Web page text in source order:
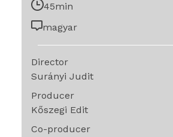
45min
magyar
Director
Surányi Judit
Producer
Kőszegi Edit
Co-producer